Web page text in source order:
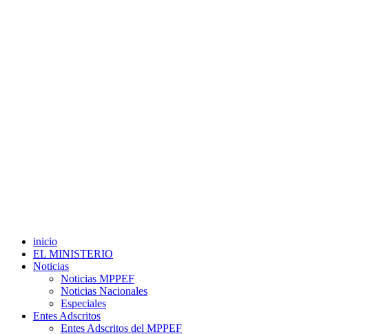
inicio
EL MINISTERIO
Noticias
Noticias MPPEF
Noticias Nacionales
Especiales
Entes Adscritos
Entes Adscritos del MPPEF